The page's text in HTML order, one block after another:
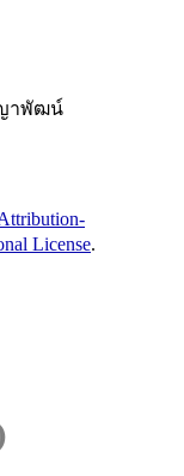
ญาพัฒน์
License.